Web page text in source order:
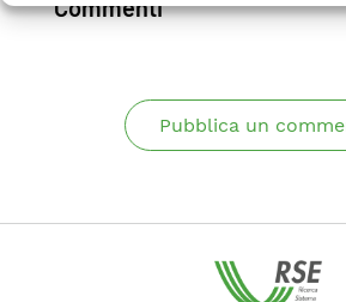
Commenti
Pubblica un